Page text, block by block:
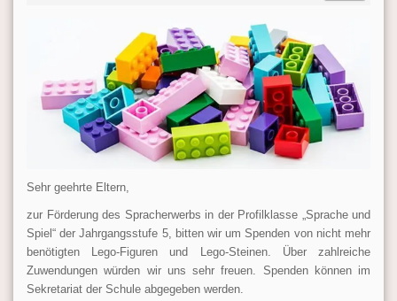
Sehr geehrte Eltern,
zur Förderung des Spracherwerbs in der Profilklasse „Sprache und
Spiel“ der Jahrgangsstufe 5, bitten wir um Spenden von nicht mehr
benötigten Lego-Figuren und Lego-Steinen. Über zahlreiche
Zuwendungen würden wir uns sehr freuen. Spenden können im
Sekretariat der Schule abgegeben werden.